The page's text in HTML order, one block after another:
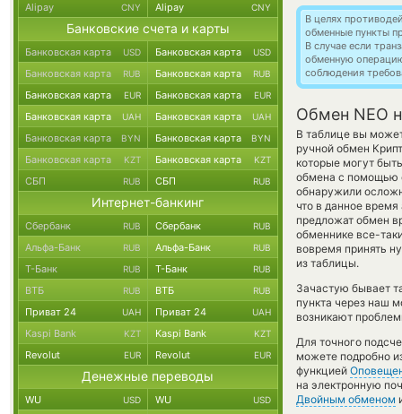
В целях
обменные пункты
В случае если
обменную
соблюдения
Обмен NEO
В таблице вы
ручной обмен
которые могут
обмена с помощью
обнаружили
что в данное
предложат обмен
обменнике все-
вовремя принять
из таблицы.
Зачастую бывает
пункта через наш
возникают
Для точного
можете подробно
функцией
на электронную
Двойным обменом
Alipay CNY Alipay CNY
Банковские счета и карты
Банковская карта USD Банковская карта USD
Банковская карта RUB Банковская карта RUB
Банковская карта EUR Банковская карта EUR
Банковская карта UAH Банковская карта UAH
Банковская карта BYN Банковская карта BYN
Банковская карта KZT Банковская карта KZT
СБП RUB СБП RUB
Интернет-банкинг
Сбербанк RUB Сбербанк RUB
Альфа-Банк RUB Альфа-Банк RUB
Т-Банк RUB Т-Банк RUB
ВТБ RUB ВТБ RUB
Приват 24 UAH Приват 24 UAH
Kaspi Bank KZT Kaspi Bank KZT
Revolut EUR Revolut EUR
Денежные переводы
WU USD WU USD